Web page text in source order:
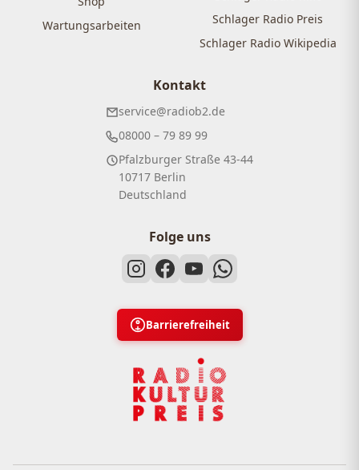
Wartungsarbeiten
Schlager Radio Preis
Schlager Radio Wikipedia
Kontakt
service@radiob2.de
08000 – 79 89 99
Pfalzburger Straße 43-44
10717 Berlin
Deutschland
Folge uns
Barrierefreiheit